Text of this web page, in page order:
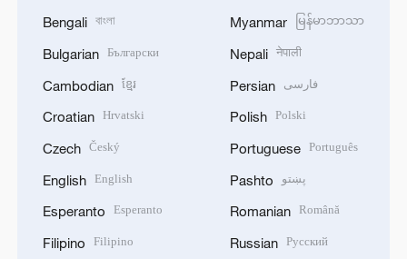
Bengali বাংলা
Bulgarian Български
Cambodian ខ្មែរ
Croatian Hrvatski
Czech Český
English English
Esperanto Esperanto
Filipino Filipino
Myanmar မြန်မာဘာသာ
Nepali नेपाली
Persian فارسی
Polish Polski
Portuguese Português
Pashto پښتو
Romanian Română
Russian Русский